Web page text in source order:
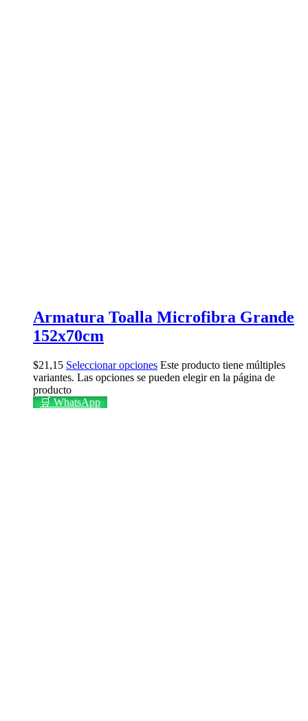
Armatura Toalla Microfibra Grande
152x70cm
$21,15 Seleccionar opciones Este producto tiene múltiples
variantes. Las opciones se pueden elegir en la página de
producto
🛒 WhatsApp